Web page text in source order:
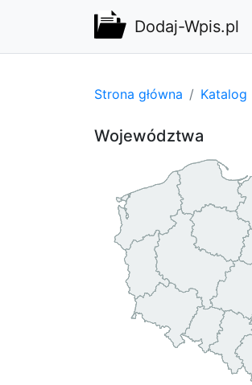
Dodaj-Wpis.pl
Strona główna Katalog
Województwa